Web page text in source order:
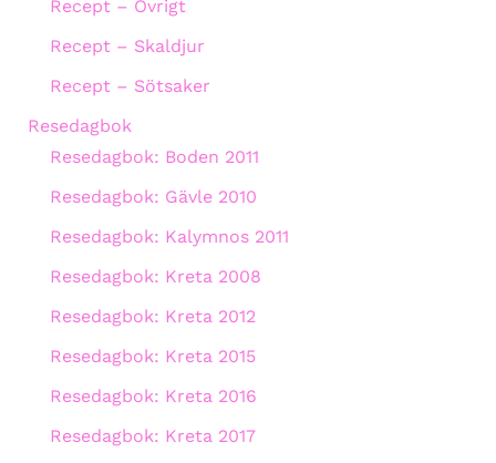
Recept – Övrigt
Recept – Skaldjur
Recept – Sötsaker
Resedagbok
Resedagbok: Boden 2011
Resedagbok: Gävle 2010
Resedagbok: Kalymnos 2011
Resedagbok: Kreta 2008
Resedagbok: Kreta 2012
Resedagbok: Kreta 2015
Resedagbok: Kreta 2016
Resedagbok: Kreta 2017